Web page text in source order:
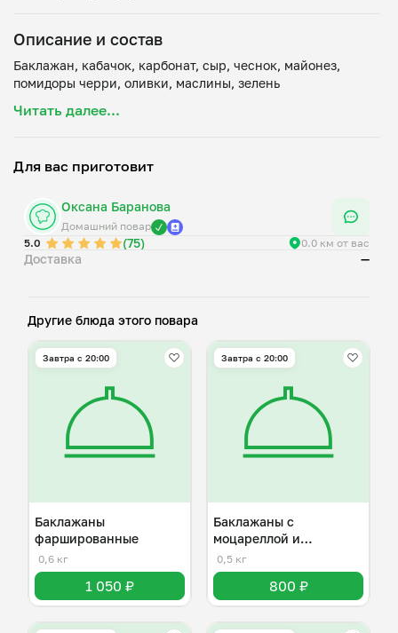
Описание и состав
Баклажан, кабачок, карбонат, сыр, чеснок, майонез,
Читать далее...
Для вас приготовит
Оксана Баранова
Домашний повар
5.0
(75) 0.0 км от вас
Доставка —
Другие блюда этого повара
Завтра c 20:00
Баклажаны
фаршированные
0,6 кг
1 050 ₽
Завтра c 20:00
Баклажаны с
моцареллой и
помидорами
0,5 кг
800 ₽